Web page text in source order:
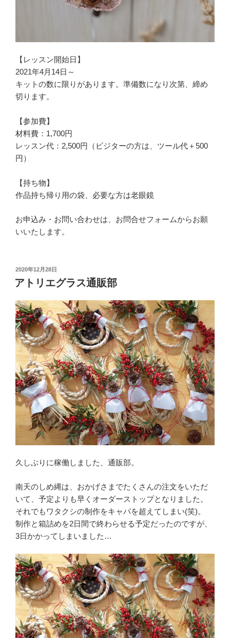
【レッスン開始日】
2021年4月14日～
キットの数に限りがあります。準備数になり次第、締め
切ります。
【参加費】
材料費：1,700円
レッスン代：2,500円（ビジターの方は、ツール代＋500
円）
【持ち物】
作品持ち帰り用の袋、必要な方は老眼鏡
お申込み・お問い合わせは、お問合せフォームからお願
いいたします。
投
稿
日:
2020年12月28日
アトリエグラス通販部
久しぶりに稼働しました、通販部。
南天のしめ縄は、おかげさまでたくさんの注文をいただ
いて、予定よりも早くオーダーストップとなりました。
それでもワタクシの制作をキャパを超えてしまい(笑)。
制作と箱詰めを2日間で終わらせる予定だったのですが、
3日かかってしまいました…